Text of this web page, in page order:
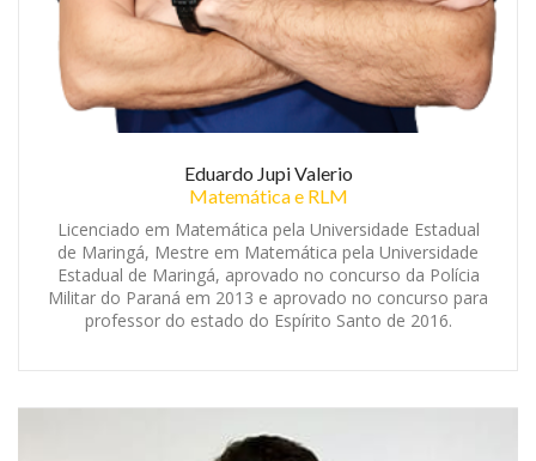
Eduardo Jupi Valerio
Matemática e RLM
Licenciado em Matemática pela Universidade Estadual
de Maringá, Mestre em Matemática pela Universidade
Estadual de Maringá, aprovado no concurso da Polícia
Militar do Paraná em 2013 e aprovado no concurso para
professor do estado do Espírito Santo de 2016.